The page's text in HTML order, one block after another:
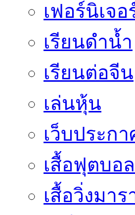
เฟอร์นิเจ
เรียนดำน้ำ
เรียนต่อจีน
เล่นหุ้น
เว็บประกา
เสื้อฟุตบอ
เสื้อวิ่งมา